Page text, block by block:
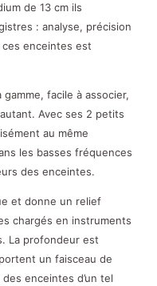
de 13 cm ils
: analyse, précision
enceintes est
facile à associer,
Avec ses 2 petits
au même
les basses fréquences
des enceintes.
et donne un relief
chargés en instruments
La profondeur est
un faisceau de
enceintes d’un tel